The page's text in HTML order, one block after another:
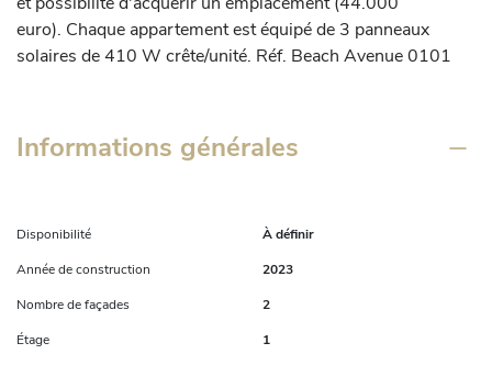
euro). Chaque appartement est équipé de 3 panneaux
solaires de 410 W crête/unité. Réf. Beach Avenue 0101
Informations générales
Disponibilité
À définir
Année de construction
2023
Nombre de façades
2
Étage
1